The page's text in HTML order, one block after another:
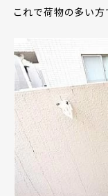
これで荷物の多い